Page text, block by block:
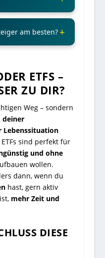
am besten?
ETFS –
ZU DIR?
Weg – sondern
deiner
Lebenssituation
sind perfekt für
und ohne
wollen.
dann, wenn du
hast, gern aktiv
mehr Zeit und
DIESE